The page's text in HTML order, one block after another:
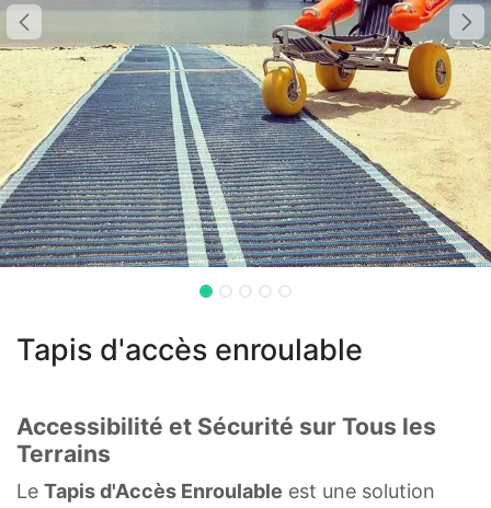
Tapis d'accès enroulable
Accessibilité et Sécurité sur Tous les
Terrains
Le Tapis d'Accès Enroulable est une solution